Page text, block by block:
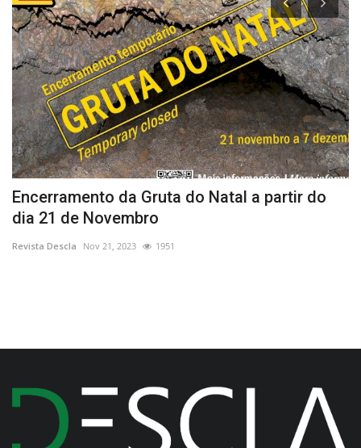
Encerramento da Gruta do Natal a partir do
dia 21 de Novembro
Revista Descla Nov 21, 2023 1951